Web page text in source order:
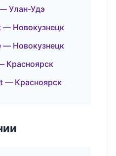
Улан-Удэ
— Новокузнецк
— Новокузнецк
Красноярск
— Красноярск